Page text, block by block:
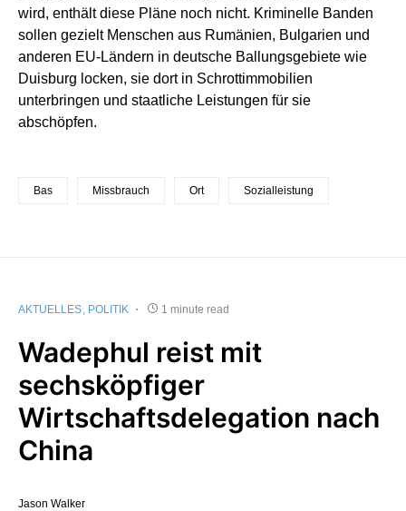
wird, enthält diese Pläne noch nicht. Kriminelle Banden
sollen gezielt Menschen aus Rumänien, Bulgarien und
anderen EU-Ländern in deutsche Ballungsgebiete wie
Duisburg locken, sie dort in Schrottimmobilien
unterbringen und staatliche Leistungen für sie
abschöpfen.
Bas Missbrauch Ort Sozialleistung
AKTUELLES POLITIK 1 minute read
Wadephul reist mit
sechsköpfiger
Wirtschaftsdelegation nach
China
Jason Walker